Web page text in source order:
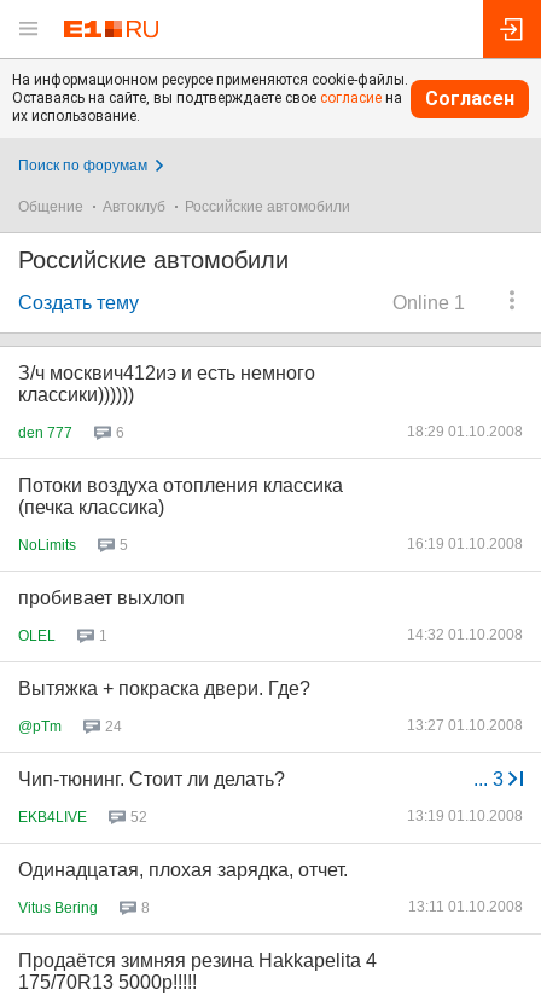
На информационном ресурсе применяются cookie-файлы.
Оставаясь на сайте, вы подтверждаете свое согласие на
их использование.
Согласен
Поиск по форумам
Общение Автоклуб Российские автомобили
Российские автомобили
Online 1
Создать тему
З/ч москвич412иэ и есть немного
классики))))))
den 777 6 18:29 01.10.2008
Потоки воздуха отопления классика
(печка классика)
NoLimits 5 16:19 01.10.2008
пробивает выхлоп
OLEL 1 14:32 01.10.2008
Вытяжка + покраска двери. Где?
@pTm 24 13:27 01.10.2008
... 3
Чип-тюнинг. Стоит ли делать?
EKB4LIVE 52 13:19 01.10.2008
Одинадцатая, плохая зарядка, отчет.
Vitus Bering 8 13:11 01.10.2008
Продаётся зимняя резина Hakkapelita 4
175/70R13 5000р!!!!!